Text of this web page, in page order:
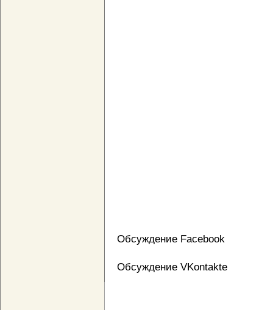
Обсуждение Facebook
Обсуждение VKontakte